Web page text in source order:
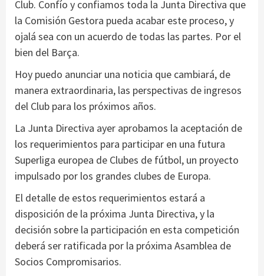
Club. Confío y confiamos toda la Junta Directiva que
la Comisión Gestora pueda acabar este proceso, y
ojalá sea con un acuerdo de todas las partes. Por el
bien del Barça.
Hoy puedo anunciar una noticia que cambiará, de
manera extraordinaria, las perspectivas de ingresos
del Club para los próximos años.
La Junta Directiva ayer aprobamos la aceptación de
los requerimientos para participar en una futura
Superliga europea de Clubes de fútbol, ​​un proyecto
impulsado por los grandes clubes de Europa.
El detalle de estos requerimientos estará a
disposición de la próxima Junta Directiva, y la
decisión sobre la participación en esta competición
deberá ser ratificada por la próxima Asamblea de
Socios Compromisarios.